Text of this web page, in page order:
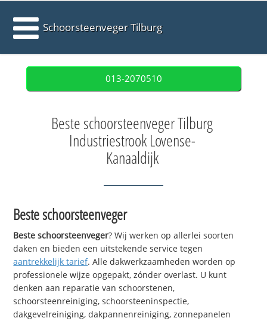
Schoorsteenveger Tilburg
013-2070510
Beste schoorsteenveger Tilburg
Industriestrook Lovense-
Kanaaldijk
Beste schoorsteenveger
Beste schoorsteenveger? Wij werken op allerlei soorten
daken en bieden een uitstekende service tegen
aantrekkelijk tarief. Alle dakwerkzaamheden worden op
professionele wijze opgepakt, zónder overlast. U kunt
denken aan reparatie van schoorstenen,
schoorsteenreiniging, schoorsteeninspectie,
dakgevelreiniging, dakpannenreiniging, zonnepanelen